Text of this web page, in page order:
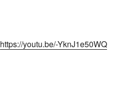
https://youtu.be/-YknJ1e50WQ